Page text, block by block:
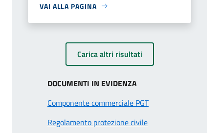
VAI ALLA PAGINA
Carica altri risultati
DOCUMENTI IN EVIDENZA
Componente commerciale PGT
Regolamento protezione civile